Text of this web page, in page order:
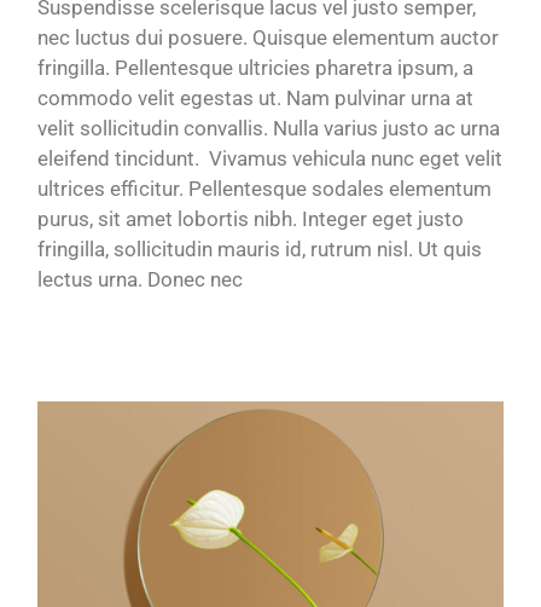
Suspendisse scelerisque lacus vel justo semper,
nec luctus dui posuere. Quisque elementum auctor
fringilla. Pellentesque ultricies pharetra ipsum, a
commodo velit egestas ut. Nam pulvinar urna at
velit sollicitudin convallis. Nulla varius justo ac urna
eleifend tincidunt. Vivamus vehicula nunc eget velit
ultrices efficitur. Pellentesque sodales elementum
purus, sit amet lobortis nibh. Integer eget justo
fringilla, sollicitudin mauris id, rutrum nisl. Ut quis
lectus urna. Donec nec